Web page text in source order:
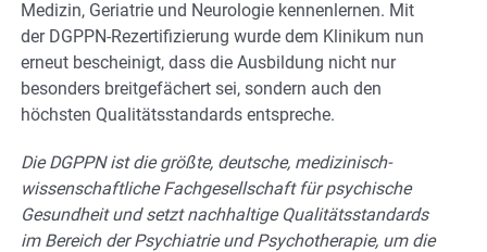
Medizin, Geriatrie und Neurologie kennenlernen. Mit
der DGPPN-Rezertifizierung wurde dem Klinikum nun
erneut bescheinigt, dass die Ausbildung nicht nur
besonders breitgefächert sei, sondern auch den
höchsten Qualitätsstandards entspreche.
Die DGPPN ist die größte, deutsche, medizinisch-
wissenschaftliche Fachgesellschaft für psychische
Gesundheit und setzt nachhaltige Qualitätsstandards
im Bereich der Psychiatrie und Psychotherapie, um die